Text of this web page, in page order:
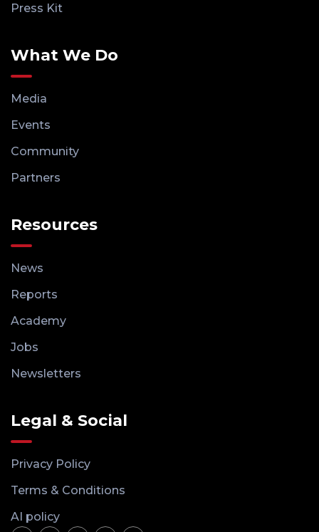
Press Kit
What We Do
Media
Events
Community
Partners
Resources
News
Reports
Academy
Jobs
Newsletters
Legal & Social
Privacy Policy
Terms & Conditions
AI policy